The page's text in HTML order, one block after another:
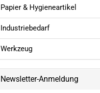
Papier & Hygieneartikel
Industriebedarf
Werkzeug
Newsletter-Anmeldung